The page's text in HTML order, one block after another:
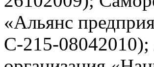
«Альянс
С-215-08042010);